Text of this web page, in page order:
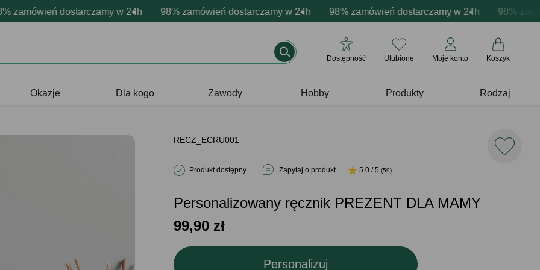
dostarczamy w 24h 98% zamówień dostarczamy w 24h 98% zamówień dostarczamy w 24h 98%
produktów Profesjonalna i darmowa personalizacja produktów Profesjonalna i darmowa personalizacja
emocje - zawsze udane prezenty Prezentujemy pozytywne emocje - zawsze udane prezenty Prezentujemy
Dostępność Ulubione Moje konto Koszyk
Okazje Dla kogo Zawody Hobby Produkty Rodzaj
RECZ_ECRU001
Produkt dostępny Zapytaj o produkt 5.0 / 5(59)
Personalizowany ręcznik PREZENT DLA MAMY
99,90 zł
Personalizuj